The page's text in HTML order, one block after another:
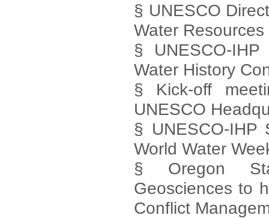
§ UNESCO
Water Resources
§ UNESCO-
Water History
§ Kick-off
UNESCO
§ UNESCO-IHP
World Water
§ Oregon
Geosciences to
Conflict